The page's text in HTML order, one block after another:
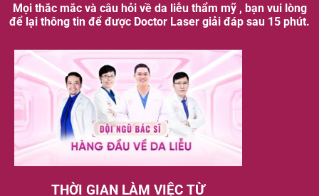
Mọi thắc mắc và câu hỏi về da liễu thẩm mỹ , bạn vui lòng
để lại thông tin để được Doctor Laser giải đáp sau 15 phút.
THỜI GIAN LÀM VIỆC TỪ